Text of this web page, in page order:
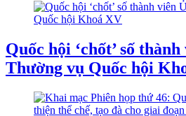
Quốc hội ‘chốt’ số
Thường vụ Quốc hội